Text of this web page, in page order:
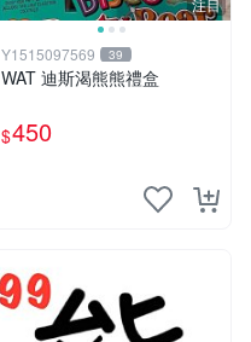
注目
Y1515097569 39
WAT 迪斯渴熊熊禮盒
$450